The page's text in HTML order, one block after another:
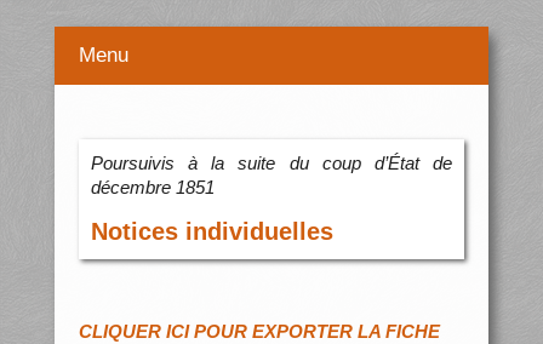
Menu
Poursuivis à la suite du coup d’État de
décembre 1851
Notices individuelles
CLIQUER ICI POUR EXPORTER LA FICHE